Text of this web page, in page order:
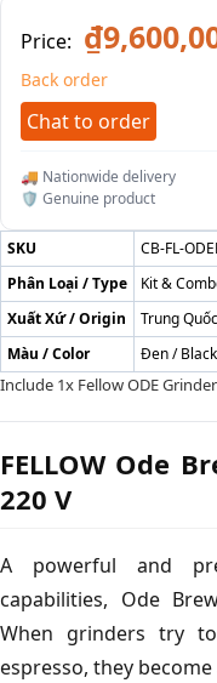
Price:
Back order
Chat to order
🚚 Nationwide delivery
🛡️ Genuine product
SKU
CB-FL-
Phân Loại / Type
Kit &
Xuất Xứ / Origin
Trung Quốc
Màu / Color
Đen / Black
Include 1x Fellow ODE
FELLOW Ode
220 V
A powerful and
capabilities, Ode
When grinders try
espresso, they